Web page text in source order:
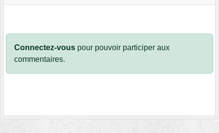
Connectez-vous pour pouvoir participer aux
commentaires.